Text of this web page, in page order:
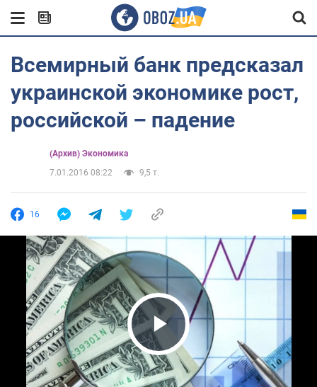
Всемирный банк предсказал
украинской экономике рост,
российской – падение
(Архив) Экономика
7.01.2016 08:22
9,5 т.
16
Play Video